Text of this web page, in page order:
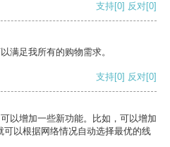
支持[0] 反对[0]
满足我所有的购物需求。
支持[0] 反对[0]
以增加一些新功能。比如，可以增加
以根据网络情况自动选择最优的线